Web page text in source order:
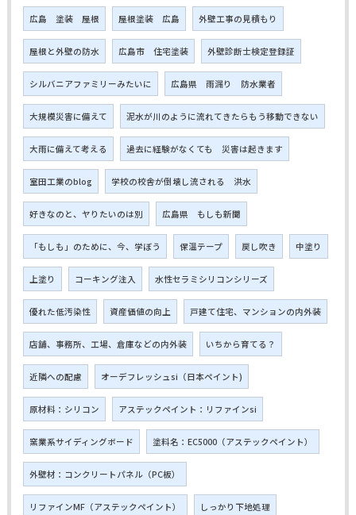
広島 塗装 屋根 屋根塗装 広島 外壁工事の見積もり
屋根と外壁の防水 広島市 住宅塗装 外壁診断士検定登録証
シルバニアファミリーみたいに 広島県 雨漏り 防水業者
大規模災害に備えて 泥水が川のように流れてきたらもう移動できない
大雨に備えて考える 過去に経験がなくても 災害は起きます
室田工業のblog 学校の校舎が倒壊し流される 洪水
好きなのと、ヤりたいのは別 広島県 もしも新聞
「もしも」のために、今、学ぼう 保温テープ 戻し吹き 中塗り
上塗り コーキング注入 水性セラミシリコンシリーズ
優れた低汚染性 資産価値の向上 戸建て住宅、マンションの内外装
店舗、事務所、工場、倉庫などの内外装 いちから育てる？
近隣への配慮 オーデフレッシュsi（日本ペイント)
原材料：シリコン アステックペイント：リファインsi
窯業系サイディングボード 塗料名：EC5000（アステックペイント）
外壁材：コンクリートパネル（PC板）
リファインMF（アステックペイント） しっかり下地処理